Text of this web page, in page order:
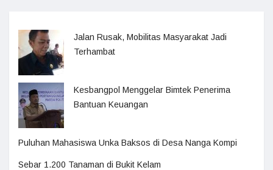
Jalan Rusak, Mobilitas Masyarakat Jadi
Terhambat
Kesbangpol Menggelar Bimtek Penerima
Bantuan Keuangan
Puluhan Mahasiswa Unka Baksos di Desa Nanga Kompi
Sebar 1.200 Tanaman di Bukit Kelam